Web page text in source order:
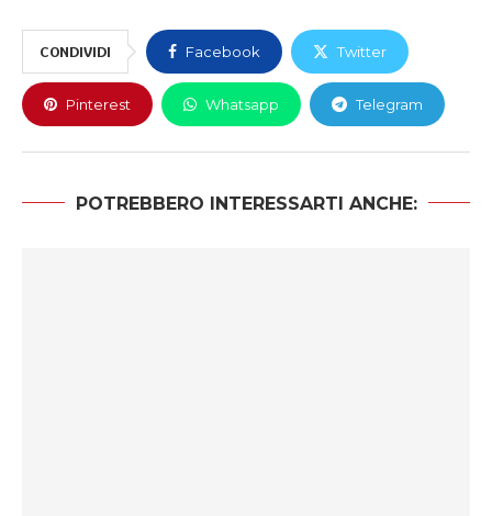
CONDIVIDI Facebook Twitter
Pinterest Whatsapp Telegram
POTREBBERO INTERESSARTI ANCHE: